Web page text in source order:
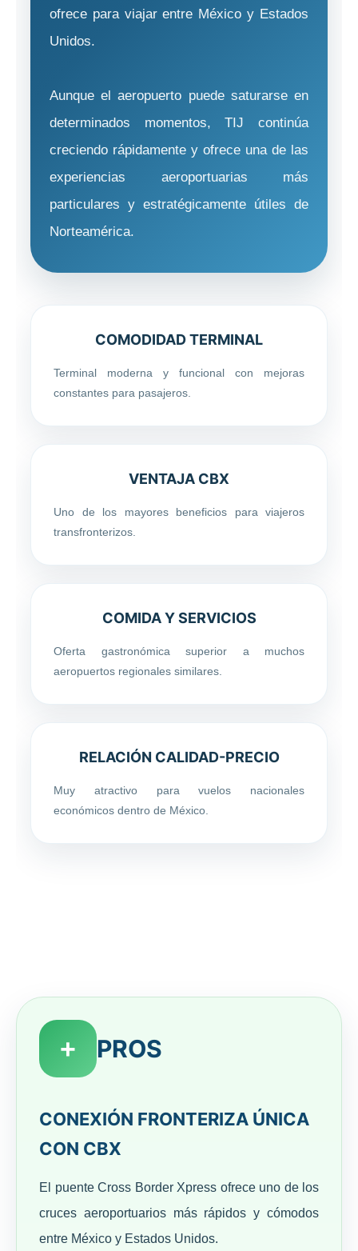
ofrece para viajar entre México y Estados
Unidos.
Aunque el aeropuerto puede saturarse en
determinados momentos, TIJ continúa
creciendo rápidamente y ofrece una de las
experiencias aeroportuarias más
particulares y estratégicamente útiles de
Norteamérica.
COMODIDAD TERMINAL
Terminal moderna y funcional con mejoras
constantes para pasajeros.
VENTAJA CBX
Uno de los mayores beneficios para viajeros
transfronterizos.
COMIDA Y SERVICIOS
Oferta gastronómica superior a muchos
aeropuertos regionales similares.
RELACIÓN CALIDAD-PRECIO
Muy atractivo para vuelos nacionales
económicos dentro de México.
+ PROS
CONEXIÓN FRONTERIZA ÚNICA
CON CBX
El puente Cross Border Xpress ofrece uno de los
cruces aeroportuarios más rápidos y cómodos
entre México y Estados Unidos.